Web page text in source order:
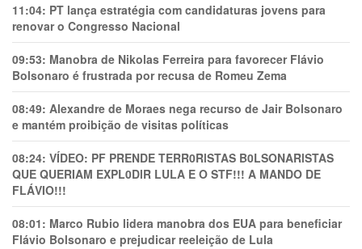
11:04: PT lança estratégia com candidaturas jovens para
renovar o Congresso Nacional
09:53: Manobra de Nikolas Ferreira para favorecer Flávio
Bolsonaro é frustrada por recusa de Romeu Zema
08:49: Alexandre de Moraes nega recurso de Jair Bolsonaro
e mantém proibição de visitas políticas
08:24: VÍDEO: PF PRENDE TERR0RlSTAS B0LSONARlSTAS
QUE QUERIAM EXPL0DlR LULA E O STF!!! A MANDO DE
FLÁVIO!!!
08:01: Marco Rubio lidera manobra dos EUA para beneficiar
Flávio Bolsonaro e prejudicar reeleição de Lula